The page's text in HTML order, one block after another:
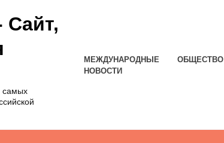
Сайт,
самых
МЕЖДУНАРОДНЫЕ
НОВОСТИ
ОБЩЕСТВО